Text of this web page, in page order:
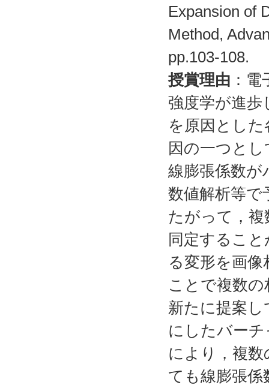
Expansion of
Method,
pp.103-108.
授賞理由 ：
強度学が進歩
を原因とし
因の一つと
線膨張係数
数値解析等で
たがって，複
同定するこ
る変形を画
ことで複数
新たに提案し
にしたバー
により，複
ても線膨張係